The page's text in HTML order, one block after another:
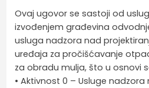
Ovaj ugovor se sastoji od
izvođenjem građevina
usluga nadzora nad
uređaja za pročišćavanje
za obradu mulja, što u osnovi
• Aktivnost 0 – Usluge